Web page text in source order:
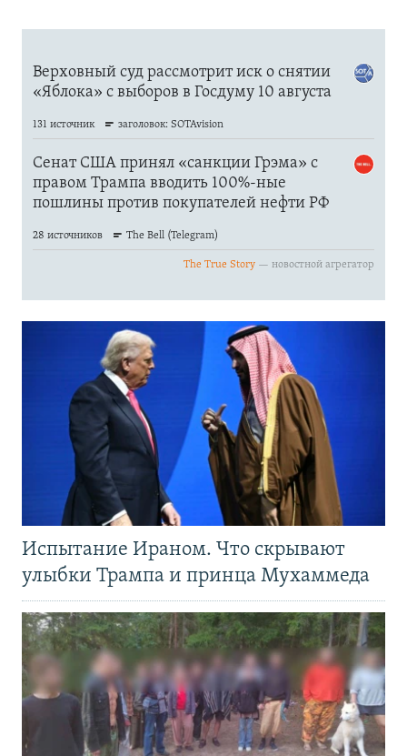
Испытание Ираном. Что скрывают
улыбки Трампа и принца Мухаммеда